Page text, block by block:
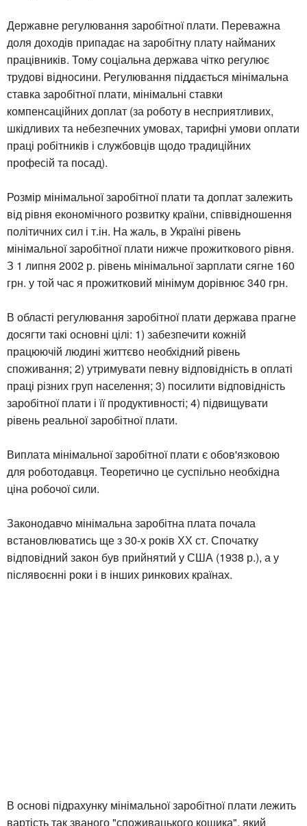
Державне регулювання заробітної плати. Переважна
доля доходів припадає на заробітну плату найманих
працівників. Тому соціальна держава чітко регулює
трудові відносини. Регулювання піддається мінімальна
ставка заробітної плати, мінімальні ставки
компенсаційних доплат (за роботу в несприятливих,
шкідливих та небезпечних умовах, тарифні умови оплати
праці робітників і службовців щодо традиційних
професій та посад).
Розмір мінімальної заробітної плати та доплат залежить
від рівня економічного розвитку країни, співвідношення
політичних сил і т.ін. На жаль, в Україні рівень
мінімальної заробітної плати нижче прожиткового рівня.
З 1 липня 2002 р. рівень мінімальної зарплати сягне 160
грн. у той час я прожитковий мінімум дорівнює 340 грн.
В області регулювання заробітної плати держава прагне
досягти такі основні цілі: 1) забезпечити кожній
працюючій людині життєво необхідний рівень
споживання; 2) утримувати певну відповідність в оплаті
праці різних груп населення; 3) посилити відповідність
заробітної плати і її продуктивності; 4) підвищувати
рівень реальної заробітної плати.
Виплата мінімальної заробітної плати є обов'язковою
для роботодавця. Теоретично це суспільно необхідна
ціна робочої сили.
Законодавчо мінімальна заробітна плата почала
встановлюватись ще з 30-х років ХХ ст. Спочатку
відповідний закон був прийнятий у США (1938 р.), а у
післявоєнні роки і в інших ринкових країнах.
В основі підрахунку мінімальної заробітної плати лежить
вартість так званого "споживацького кошика", який